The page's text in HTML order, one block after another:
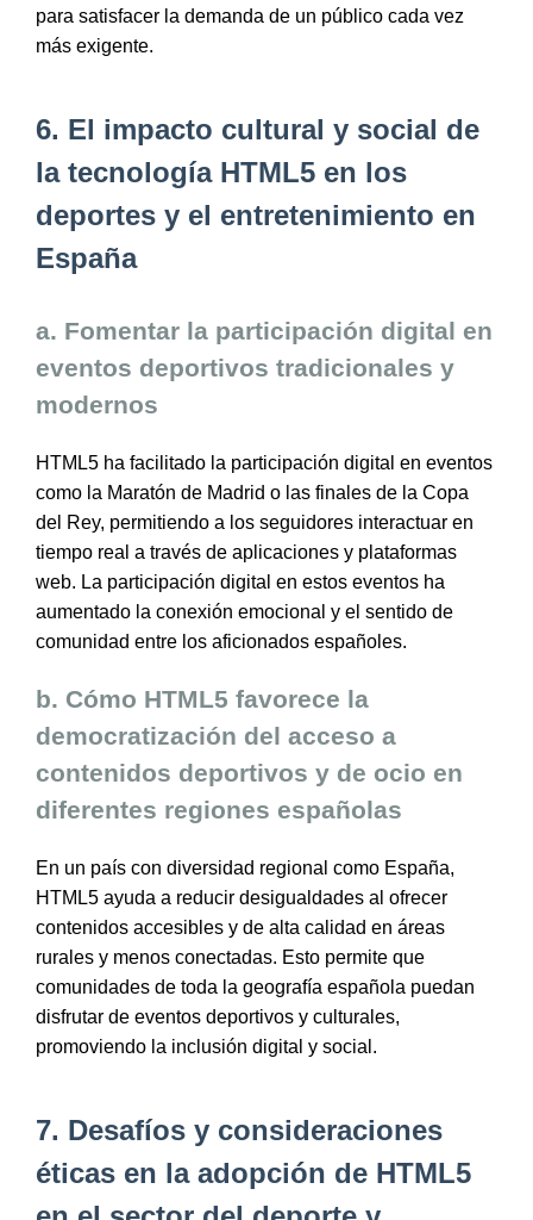
para satisfacer la demanda de un público cada vez
más exigente.
6. El impacto cultural y social de
la tecnología HTML5 en los
deportes y el entretenimiento en
España
a. Fomentar la participación digital en
eventos deportivos tradicionales y
modernos
HTML5 ha facilitado la participación digital en eventos
como la Maratón de Madrid o las finales de la Copa
del Rey, permitiendo a los seguidores interactuar en
tiempo real a través de aplicaciones y plataformas
web. La participación digital en estos eventos ha
aumentado la conexión emocional y el sentido de
comunidad entre los aficionados españoles.
b. Cómo HTML5 favorece la
democratización del acceso a
contenidos deportivos y de ocio en
diferentes regiones españolas
En un país con diversidad regional como España,
HTML5 ayuda a reducir desigualdades al ofrecer
contenidos accesibles y de alta calidad en áreas
rurales y menos conectadas. Esto permite que
comunidades de toda la geografía española puedan
disfrutar de eventos deportivos y culturales,
promoviendo la inclusión digital y social.
7. Desafíos y consideraciones
éticas en la adopción de HTML5